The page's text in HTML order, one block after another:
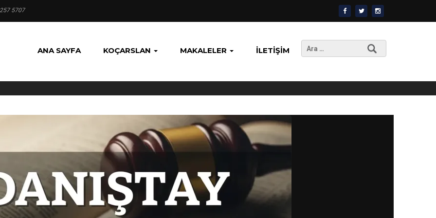
5707
ANA SAYFA KOÇARSLAN MAKALELER İLETIŞIM
Arama: